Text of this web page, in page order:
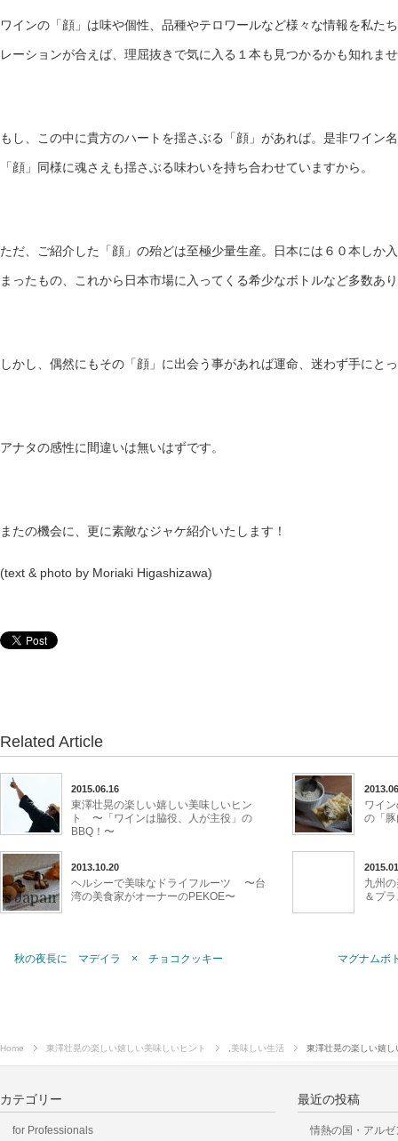
ワインの「顔」は味や個性、品種やテロワールなど様々な情報を私た
レーションが合えば、理屈抜きで気に入る１本も見つかるかも知れま
もし、この中に貴方のハートを揺さぶる「顔」があれば。是非ワイン
「顔」同様に魂さえも揺さぶる味わいを持ち合わせていますから。
ただ、ご紹介した「顔」の殆どは至極少量生産。日本には６０本しか
まったもの、これから日本市場に入ってくる希少なボトルなど多数あ
しかし、偶然にもその「顔」に出会う事があれば運命、迷わず手にと
アナタの感性に間違いは無いはずです。
またの機会に、更に素敵なジャケ紹介いたします！
(text & photo by Moriaki Higashizawa)
Related Article
2015.06.16
東澤壮晃の楽しい嬉しい美味しいヒン
ト 〜「ワインは脇役、人が主役」の
BBQ！〜
ワイ
の「
2013.10.20
ヘルシーで美味なドライフルーツ 〜台
湾の美食家がオーナーのPEKOE〜
九州
＆プ
秋の夜長に マデイラ × チョコクッキー マグナムボ
Home 東澤壮晃の楽しい嬉しい美味しいヒント 美味しい生活 東澤壮晃の楽しい嬉
カテゴリー
for Professionals
最近の投稿
情熱の国・アル